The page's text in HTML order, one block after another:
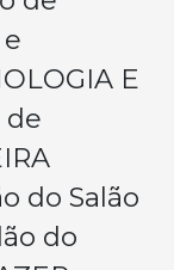
E
de
do Salão
do